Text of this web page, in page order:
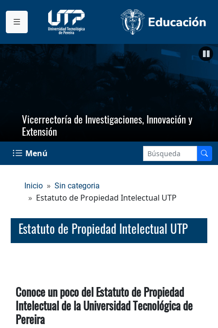
Vicerrectoría de Investigaciones, Innovación y
Extensión
Menú
Inicio Sin categoria
Estatuto de Propiedad Intelectual UTP
Estatuto de Propiedad Intelectual UTP
Conoce un poco del Estatuto de Propiedad
Intelectual de la Universidad Tecnológica de
Pereira